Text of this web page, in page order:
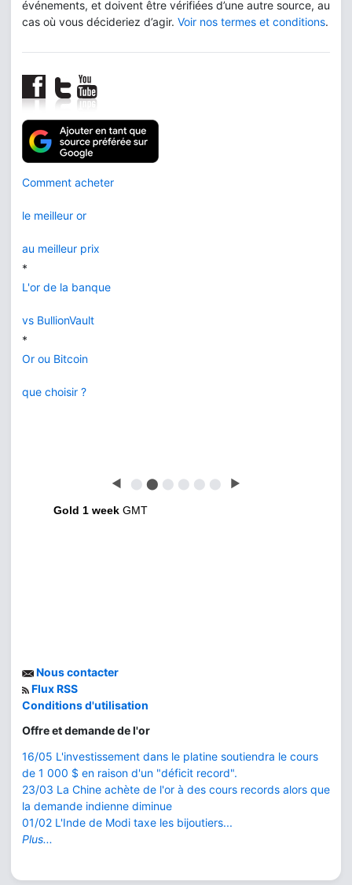
événements, et doivent être vérifiées d’une autre source, au
cas où vous décideriez d’agir. Voir nos termes et conditions.
Comment acheter
le meilleur or
au meilleur prix
*
L'or de la banque
vs BullionVault
*
Or ou Bitcoin
que choisir ?
◀ ⬤ ⬤ ⬤ ⬤ ⬤ ⬤ ▶
Gold 1 week GMT
Nous contacter
Flux RSS
Conditions d'utilisation
Offre et demande de l'or
16/05 L'investissement dans le platine soutiendra le cours
de 1 000 $ en raison d'un "déficit record".
23/03 La Chine achète de l'or à des cours records alors que
la demande indienne diminue
01/02 L'Inde de Modi taxe les bijoutiers...
Plus...